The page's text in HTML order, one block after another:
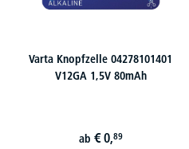
Varta Knopfzelle 04278101401
V12GA 1,5V 80mAh
ab € 0,89